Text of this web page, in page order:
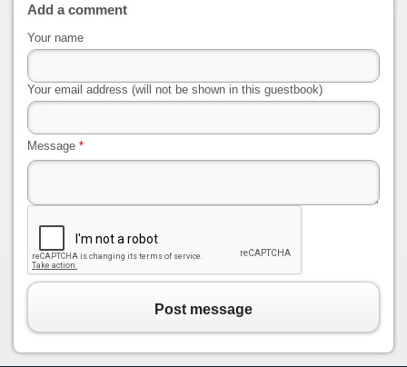
Add a comment
Your name
Your email address (will not be shown in this guestbook)
Message *
Post message